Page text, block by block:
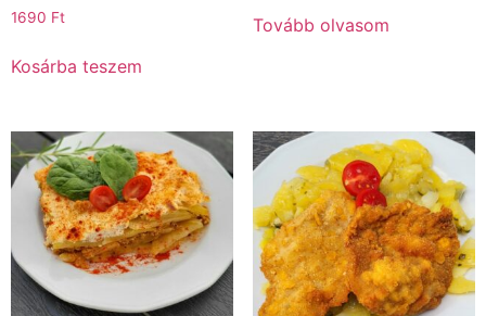
1690 Ft
Kosárba teszem
Tovább olvasom